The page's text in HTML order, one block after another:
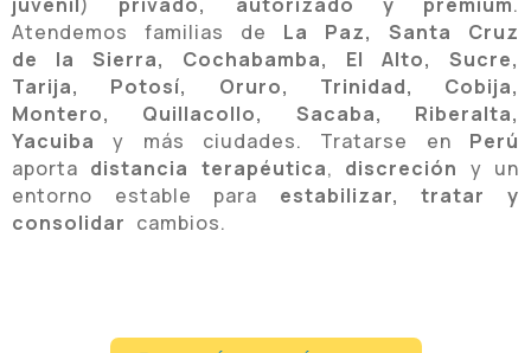
Atendemos familias de La Paz, Santa Cruz
de la Sierra, Cochabamba, El Alto, Sucre,
Tarija, Potosí, Oruro, Trinidad, Cobija,
Montero, Quillacollo, Sacaba, Riberalta,
Yacuiba y más ciudades. Tratarse en Perú
aporta distancia terapéutica, discreción y un
entorno estable para estabilizar, tratar y
consolidar cambios.